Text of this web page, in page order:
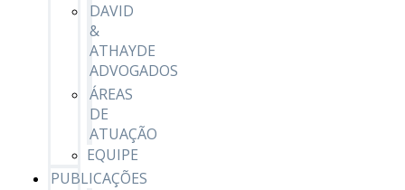
DAVID
&
ATHAYDE
ADVOGADOS
ÁREAS
DE
ATUAÇÃO
EQUIPE
PUBLICAÇÕES